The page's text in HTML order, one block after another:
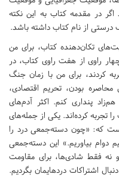
در مقدمه کتاب به این نکته
درستی از نام کتاب داشته باشد.
تکان‌دهنده کتاب، برای من
راوی از هفت راوی کتاب، در
کردند، برای من با زمان جنگ
بودن، تحریم اقتصادی،
پنداری کنم. اکثر آدم‌های
کرده‌اند. یکی از جمله‌های
که: «چون دسته‌جمعی درد را
دوام بیاوریم.» این دسته‌جمعی
فقط شادی‌ها، برای مقاومت
اشتراکات دردهایمان بگردیم.